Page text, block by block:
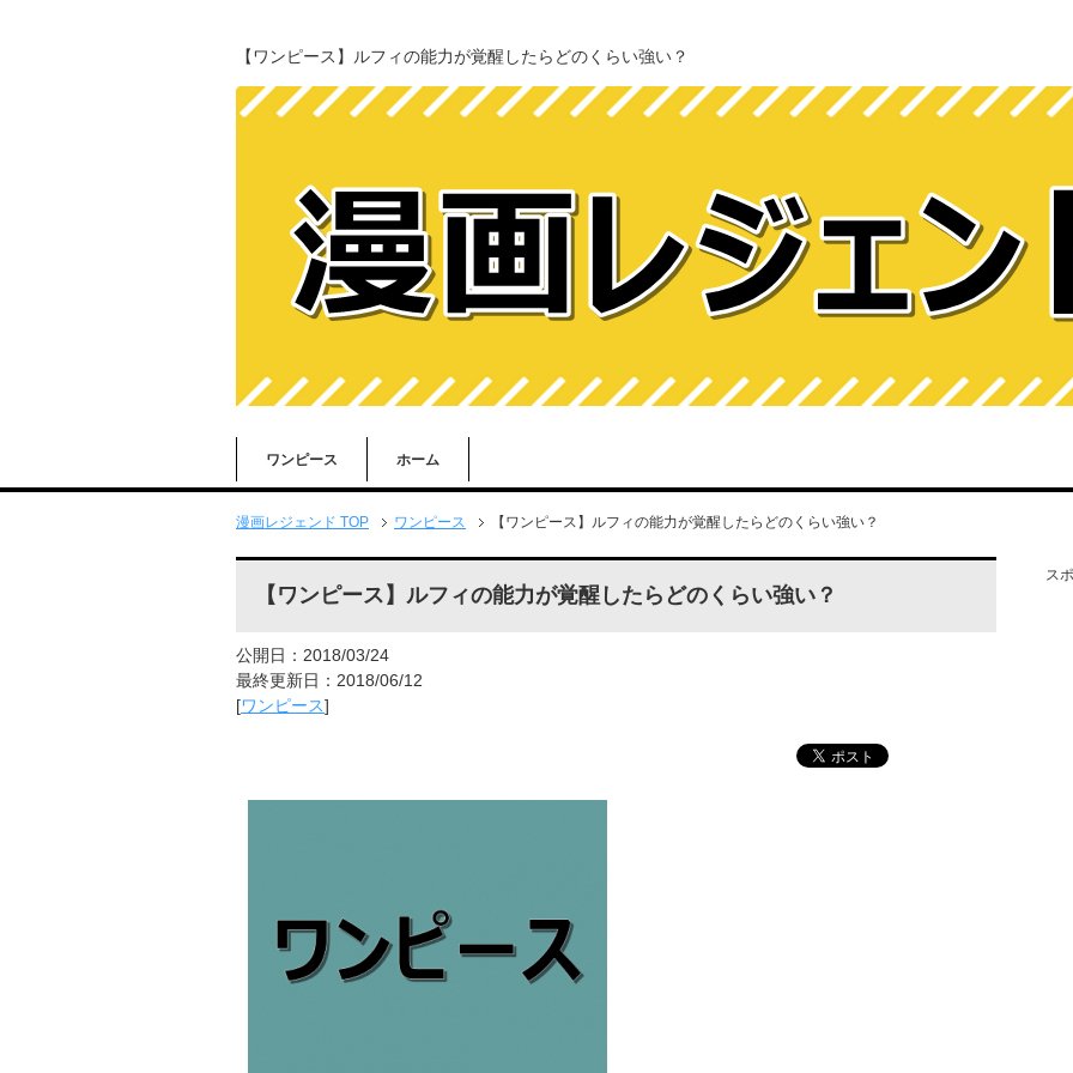
【ワンピース】ルフィの能力が覚醒したらどのくらい強い？
ワンピース ホーム
漫画レジェンド TOP ワンピース 【ワンピース】ルフィの能力が覚醒したらどのくらい強い？
【ワンピース】ルフィの能力が覚醒したらどのくらい強い？
公開日：2018/03/24
最終更新日：2018/06/12
[ワンピース]
ス